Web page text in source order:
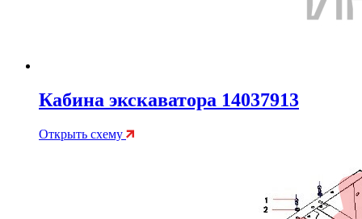
Кабина экскаватора 14037913
Открыть схему